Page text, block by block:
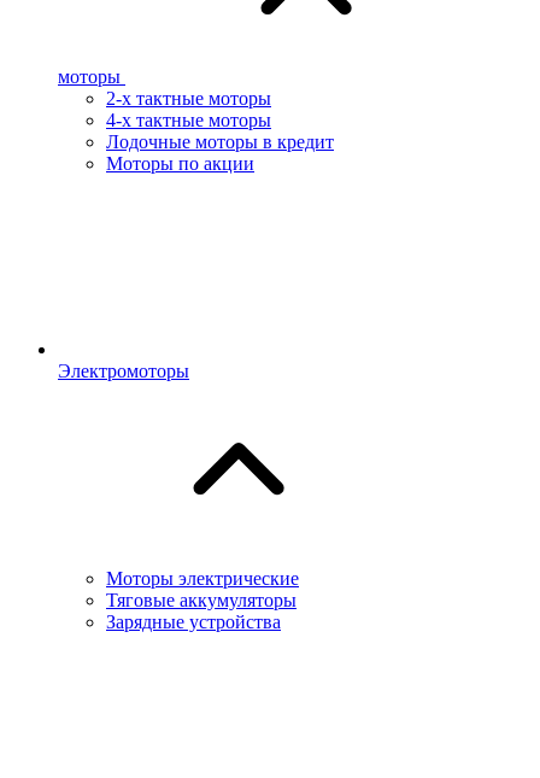
моторы
2-х тактные моторы
4-х тактные моторы
Лодочные моторы в кредит
Моторы по акции
Электромоторы
Моторы электрические
Тяговые аккумуляторы
Зарядные устройства